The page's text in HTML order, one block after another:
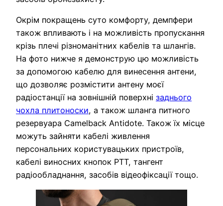
Окрім покращень суто комфорту, демпфери
також впливають і на можливість пропускання
крізь плечі різноманітних кабелів та шлангів.
На фото нижче я демонструю цю можливість
за допомогою кабелю для винесення антени,
що дозволяє розмістити антену моєї
радіостанції на зовнішній поверхні заднього
чохла плитоноски, а також шланга питного
резервуара Camelback Antidote. Також їх місце
можуть зайняти кабелі живлення
персональних користувацьких пристроїв,
кабелі виносних кнопок PTT, тангент
радіообладнання, засобів відеофіксації тощо.